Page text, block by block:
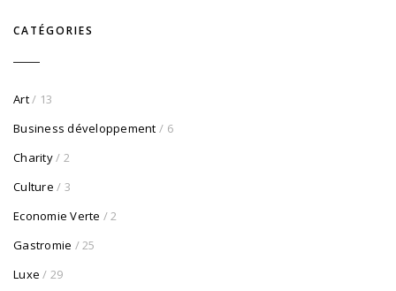
CATÉGORIES
Art/ 13
Business développement / 6
Charity/ 2
Culture / 3
Economie Verte / 2
Gastromie / 25
Luxe / 29